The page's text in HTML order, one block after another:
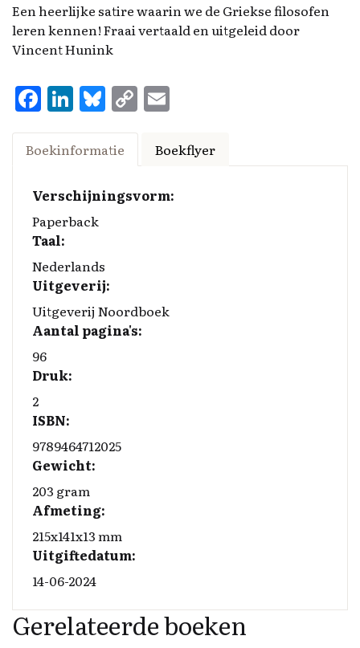
Een heerlijke satire waarin we de Griekse filosofen
leren kennen! Fraai vertaald en uitgeleid door
Vincent Hunink
F
a
ce
o
o
k
Li
n
k
d
I
n
Bl
u
es
y
C
o
y
Li
ai
Boekinformatie Boekflyer
Verschijningsvorm:
Paperback
Taal:
Nederlands
Uitgeverij:
Uitgeverij Noordboek
Aantal pagina's:
96
Druk:
2
ISBN:
9789464712025
Gewicht:
203 gram
Afmeting:
215x141x13 mm
Uitgiftedatum:
14-06-2024
Gerelateerde boeken